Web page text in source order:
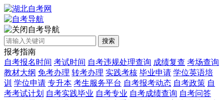
自考导航
搜索
报考指南
自考报名时间 考试时间 自考违规处理查询 成绩复查 考场查询
教材大纲 免考办理 转考办理 实践考核 毕业申请 学位英语培
训 学位申请 专升本 考生服务平台 自考报考动态 自考政策 自
考考试计划 自考实践毕业 自考专业 自考成绩查询 自考问答